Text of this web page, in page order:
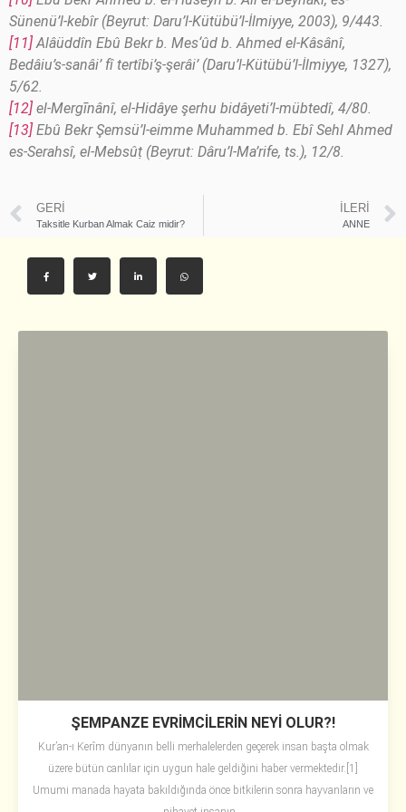
Sünenü’l-kebîr (Beyrut: Daru’l-Kütübü’l-İlmiyye, 2003), 9/443.
[11]Alâüddîn Ebû Bekr b. Mes‘ûd b. Ahmed el-Kâsânî,
Bedâiu’s-sanâi’ fî tertîbi’ş-şerâi’ (Daru’l-Kütübü’l-İlmiyye, 1327),
5/62.
[12] el-Mergīnânî, el-Hidâye şerhu bidâyeti’l-mübtedî, 4/80.
[13] Ebû Bekr Şemsü’l-eimme Muhammed b. Ebî Sehl Ahmed
es-Serahsî, el-Mebsûṭ (Beyrut: Dâru’l-Ma’rife, ts.), 12/8.
GERI
Taksitle Kurban Almak Caiz midir?
İLERI
ANNE
ŞEMPANZE EVRİMCİLERİN NEYİ OLUR?!
Kur’an-ı Kerîm dünyanın belli merhalelerden geçerek insan başta olmak
üzere bütün canlılar için uygun hale geldiğini haber vermektedir.[1]
Umumi manada hayata bakıldığında önce bitkilerin sonra hayvanların ve